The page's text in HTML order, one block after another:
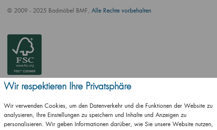
© 2009 - 2025 Badmöbel BMF, Alle Rechte vorbehalten
Wir respektieren Ihre Privatsphäre
Wir verwenden Cookies, um den Datenverkehr und die Funktionen der Website zu
analysieren, Ihre Einstellungen zu speichern und Inhalte und Anzeigen zu
personalisieren. Wir geben Informationen darüber, wie Sie unsere Website nutzen,